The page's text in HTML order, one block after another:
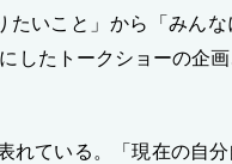
いこと」から「みんな
したトークショーの企画
れている。「現在の自